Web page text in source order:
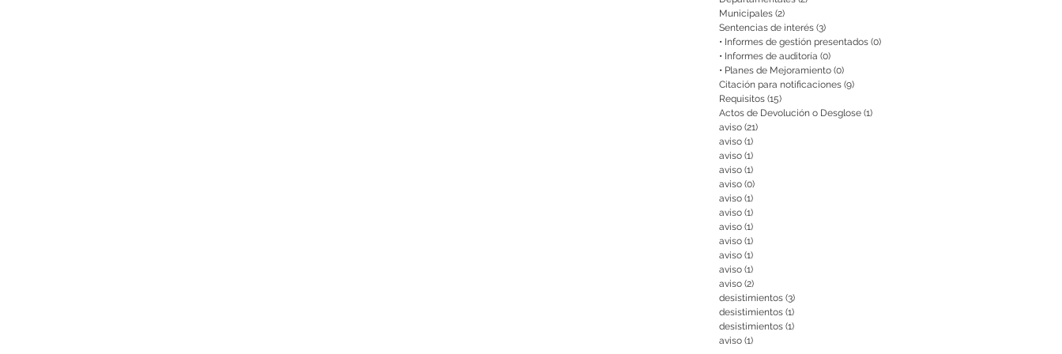
Municipales (2)
Sentencias de interés (3)
• Informes de gestión presentados (0)
• Informes de auditoría (0)
• Planes de Mejoramiento (0)
Citación para notificaciones (9)
Requisitos (15)
Actos de Devolución o Desglose (1)
aviso (21)
aviso (1)
aviso (1)
aviso (1)
aviso (0)
aviso (1)
aviso (1)
aviso (1)
aviso (1)
aviso (1)
aviso (1)
aviso (2)
desistimientos (3)
desistimientos (1)
desistimientos (1)
aviso (1)